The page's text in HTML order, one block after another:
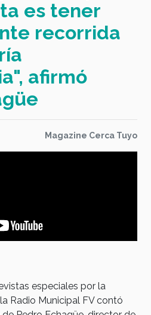
es tener
recorrida
afirmó
Magazine Cerca Tuyo
especiales por la
Radio Municipal FV contó